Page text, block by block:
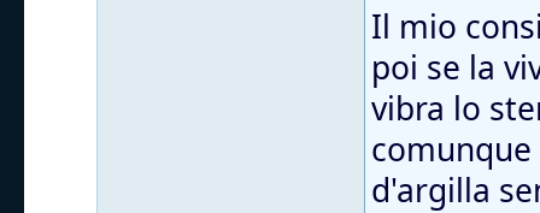
Il mio
poi se la
vibra lo
d'argilla